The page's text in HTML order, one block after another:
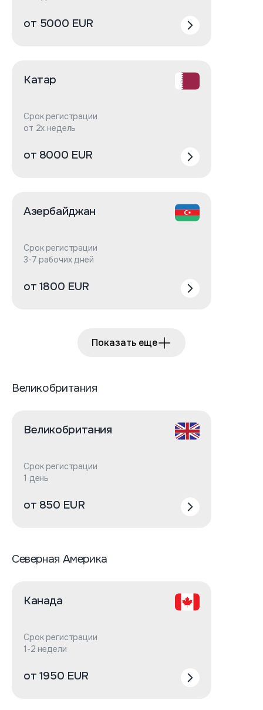
от 5000 EUR
Катар
Срок регистрации
от 2х недель
от 8000 EUR
Азербайджан
Срок регистрации
3-7 рабочих дней
от 1800 EUR
Показать еще
Великобритания
Великобритания
Срок регистрации
1 день
от 850 EUR
Северная Америка
Канада
Срок регистрации
1-2 недели
от 1950 EUR